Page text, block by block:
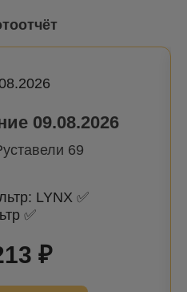
09.08.2026
69
LYNX ✅
✅
₽